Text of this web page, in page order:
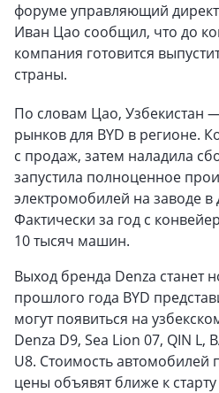
форуме управляющий
Иван Цао сообщил, что до
компания готовится
страны.
По словам Цао, Узбекистан
рынков для BYD в регионе.
с продаж, затем наладила
запустила полноценное
электромобилей на заводе в
Фактически за год с
10 тысяч машин.
Выход бренда Denza станет
прошлого года BYD
могут появиться на
Denza D9, Sea Lion 07, QIN L,
U8. Стоимость автомобилей
цены объявят ближе к